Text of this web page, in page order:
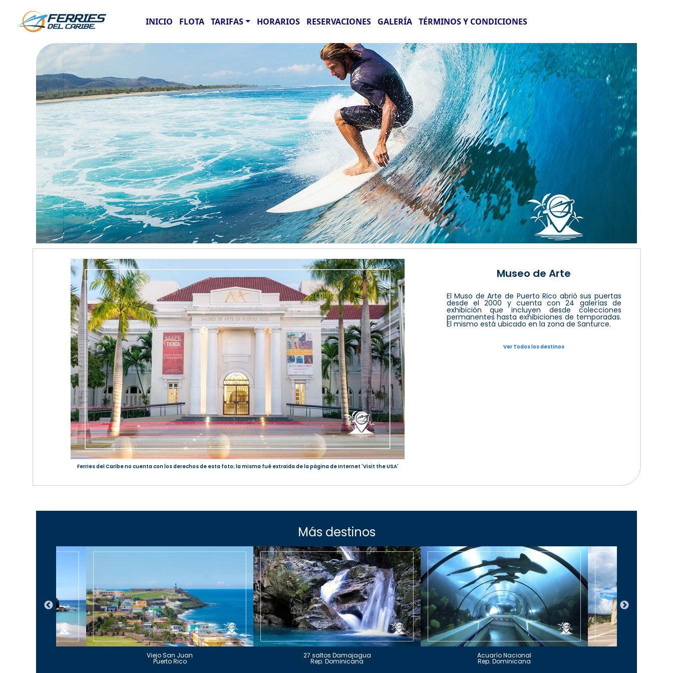
INICIO FLOTA TARIFAS HORARIOS RESERVACIONES GALERÍA TÉRMINOS Y CONDICIONES
Ferries del Caribe no cuenta con los derechos de esta foto; la misma fué extraida de la página de Internet 'Visit the USA'
Museo de Arte
El Muso de Arte de Puerto Rico abrió sus puertas
desde el 2000 y cuenta con 24 galerías de
exhibición que incluyen desde colecciones
permanentes hasta exhibiciones de temporadas.
El mismo está ubicado en la zona de Santurce.
Ver Todos los destinos
Más destinos
Viejo San Juan
Puerto Rico
27 saltos Damajagua
Rep. Dominicana
Acuarío Nacional
Rep. Dominicana